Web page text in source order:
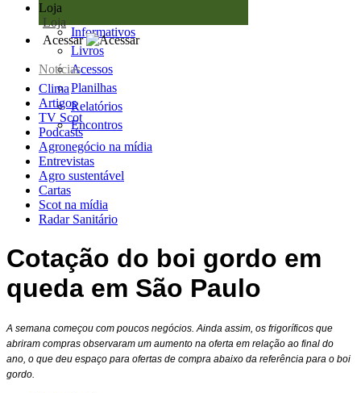
Loja
Loja
Informativos
Livros
Acessos
Planilhas
Relatórios
Encontros
Acessar
Notícias
Clima
Artigos
TV Scot
Podcasts
Agronegócio na mídia
Entrevistas
Agro sustentável
Cartas
Scot na mídia
Radar Sanitário
Cotação do boi gordo em
queda em São Paulo
A semana começou com poucos negócios. Ainda assim, os frigoríficos que
abriram compras observaram um aumento na oferta em relação ao final do
ano, o que deu espaço para ofertas de compra abaixo da referência para o boi
gordo.